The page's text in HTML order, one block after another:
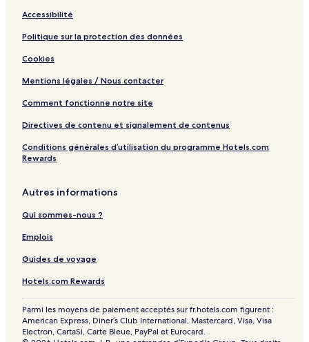
Accessibilité
Politique sur la protection des données
Cookies
Mentions légales / Nous contacter
Comment fonctionne notre site
Directives de contenu et signalement de contenus
Conditions générales d’utilisation du programme Hotels.com
Rewards
Autres informations
Qui sommes-nous ?
Emplois
Guides de voyage
Hotels.com Rewards
Parmi les moyens de paiement acceptés sur fr.hotels.com figurent :
American Express, Diner’s Club International, Mastercard, Visa, Visa
Electron, CartaSi, Carte Bleue, PayPal et Eurocard.